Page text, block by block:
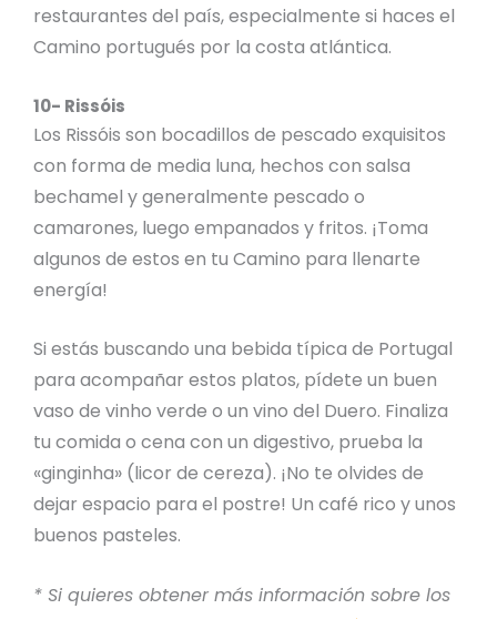
restaurantes del país, especialmente si haces el
Camino portugués por la costa atlántica.
10- Rissóis
Los Rissóis son bocadillos de pescado exquisitos
con forma de media luna, hechos con salsa
bechamel y generalmente pescado o
camarones, luego empanados y fritos. ¡Toma
algunos de estos en tu Camino para llenarte
energía!
Si estás buscando una bebida típica de Portugal
para acompañar estos platos, pídete un buen
vaso de vinho verde o un vino del Duero. Finaliza
tu comida o cena con un digestivo, prueba la
«ginginha» (licor de cereza). ¡No te olvides de
dejar espacio para el postre! Un café rico y unos
buenos pasteles.
* Si quieres obtener más información sobre los